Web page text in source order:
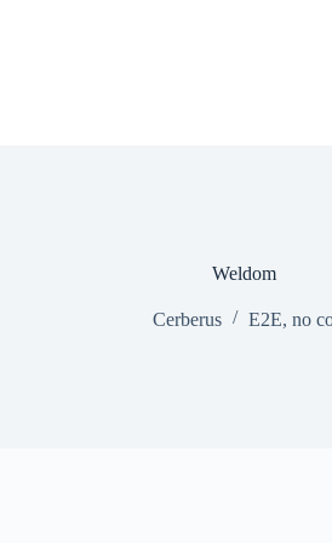
Weldom
Cerberus E2E, no